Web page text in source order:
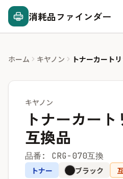
消耗品ファインダー
ホーム キヤノン トナーカート
キヤノン
トナーカート
互換品
品番: CRG-070互換
トナー ブラック